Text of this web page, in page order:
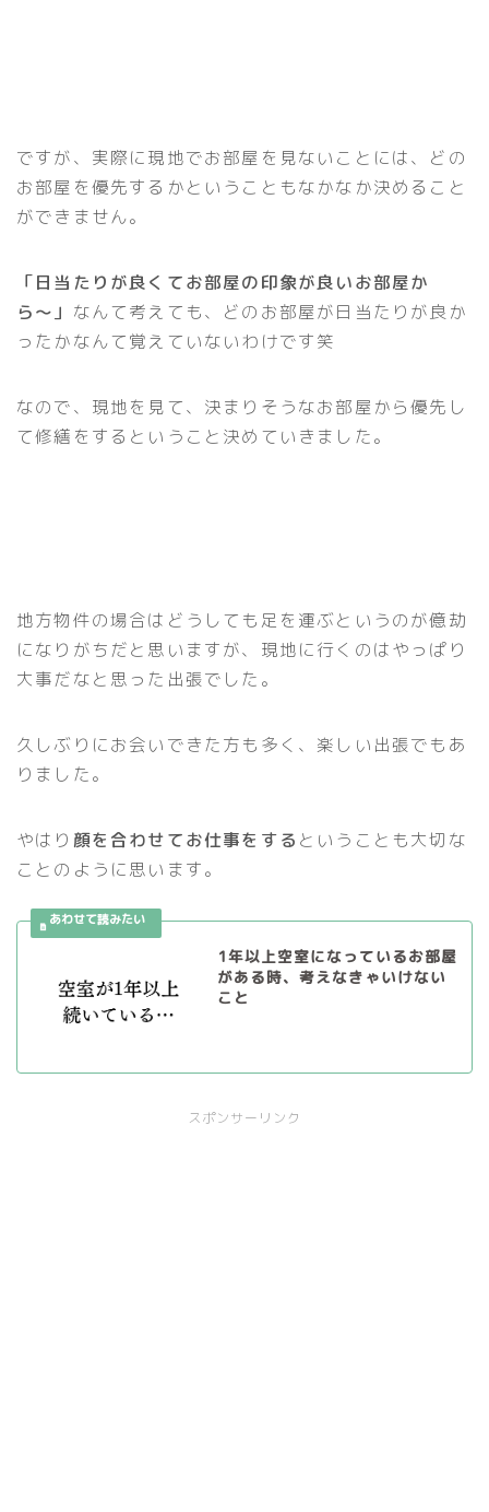
ですが、実際に現地でお部屋を見ないことには、どの
お部屋を優先するかということもなかなか決めること
ができません。
「日当たりが良くてお部屋の印象が良いお部屋か
ら〜」 なんて考えても、どのお部屋が日当たりが良か
ったかなんて覚えていないわけです笑
なので、現地を見て、決まりそうなお部屋から優先し
て修繕をするということ決めていきました。
地方物件の場合はどうしても足を運ぶというのが億劫
になりがちだと思いますが、現地に行くのはやっぱり
大事だなと思った出張でした。
久しぶりにお会いできた方も多く、楽しい出張でもあ
りました。
やはり 顔を合わせてお仕事をする ということも大切な
ことのように思います。
1年以上空室になっているお部屋
がある時、考えなきゃいけない
こと
スポンサーリンク